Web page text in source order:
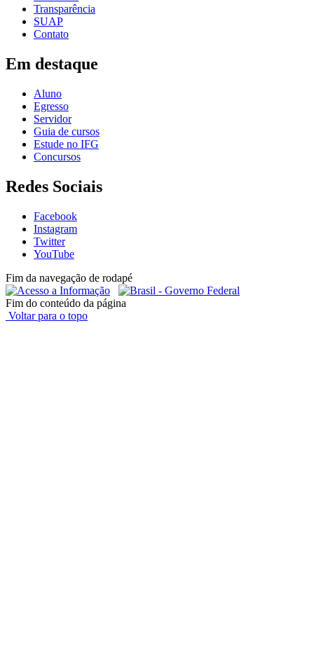
Transparência
SUAP
Contato
Em destaque
Aluno
Egresso
Servidor
Guia de cursos
Estude no IFG
Concursos
Redes Sociais
Facebook
Instagram
Twitter
YouTube
Fim da navegação de rodapé
Fim do conteúdo da página
Voltar para o topo